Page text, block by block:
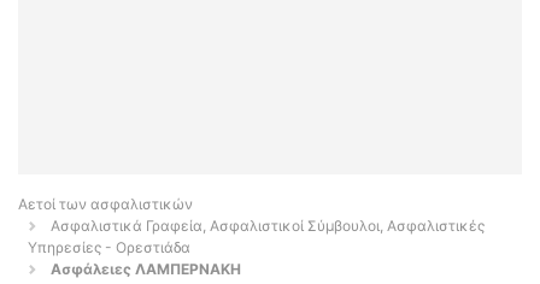
Αετοί των ασφαλιστικών
Ασφαλιστικά Γραφεία, Ασφαλιστικοί Σύμβουλοι, Ασφαλιστικές
Υπηρεσίες - Ορεστιάδα
Ασφάλειες ΛΑΜΠΕΡΝΑΚΗ